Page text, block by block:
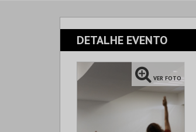
DETALHE EVENTO
VER FOTO